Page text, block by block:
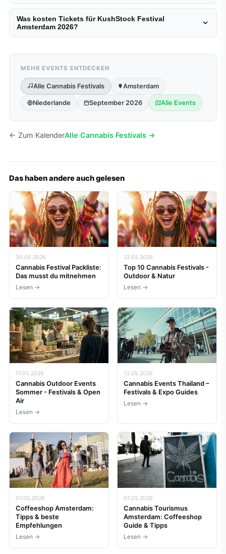
Was kosten Tickets für KushStock Festival
Amsterdam 2026?
MEHR EVENTS ENTDECKEN
Alle Cannabis Festivals Amsterdam
Niederlande September 2026 Alle Events
← Zum KalenderAlle Cannabis Festivals →
Das haben andere auch gelesen
30.05.2026
Cannabis Festival Packliste:
Das musst du mitnehmen
Lesen →
22.05.2026
Top 10 Cannabis Festivals -
Outdoor & Natur
Lesen →
17.05.2026
Cannabis Outdoor Events
Sommer - Festivals & Open
Air
Lesen →
13.05.2026
Cannabis Events Thailand –
Festivals & Expo Guides
Lesen →
07.05.2026
Coffeeshop Amsterdam:
Tipps & beste
Empfehlungen
Lesen →
07.05.2026
Cannabis Tourismus
Amsterdam: Coffeeshop
Guide & Tipps
Lesen →